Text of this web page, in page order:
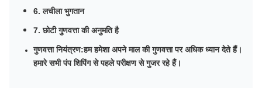
6. लचीला भुगतान
7. छोटी गुणवत्ता की अनुमति है
गुणवत्ता नियंत्रण:हम हमेशा अपने माल की गुणवत्ता पर अधिक ध्यान देते हैं।
हमारे सभी पंप शिपिंग से पहले परीक्षण से गुजर रहे हैं।